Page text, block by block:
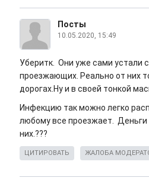
Посты
10.05.2020, 15:49
Уберитк. Они уже сами устали
проезжающих. Реально от них
дорогах.Ну и в своей тонкой
Инфекцию так можно легко
любому все проезжает.
них.???
ЦИТИРОВАТЬ ЖАЛОБА